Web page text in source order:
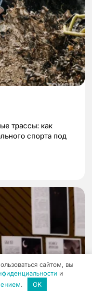
трассы: как
спорта под
сайтом, вы
и
. OK